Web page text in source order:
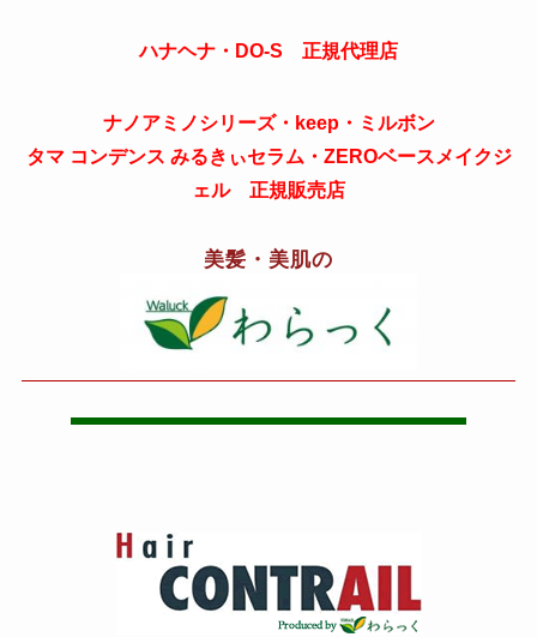
ハナヘナ・DO-S 正規代理店
ナノアミノシリーズ・keep・ミルボン
タマ コンデンス みるきぃセラム・ZEROベースメイクジ
ェル 正規販売店
美髪・美肌の